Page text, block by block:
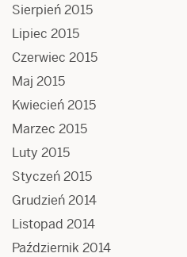
Sierpień 2015
Lipiec 2015
Czerwiec 2015
Maj 2015
Kwiecień 2015
Marzec 2015
Luty 2015
Styczeń 2015
Grudzień 2014
Listopad 2014
Październik 2014